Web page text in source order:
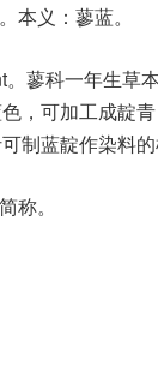
本义：蓼蓝。
蓼科一年生草
，可加工成靛
制蓝靛作染料的
称。